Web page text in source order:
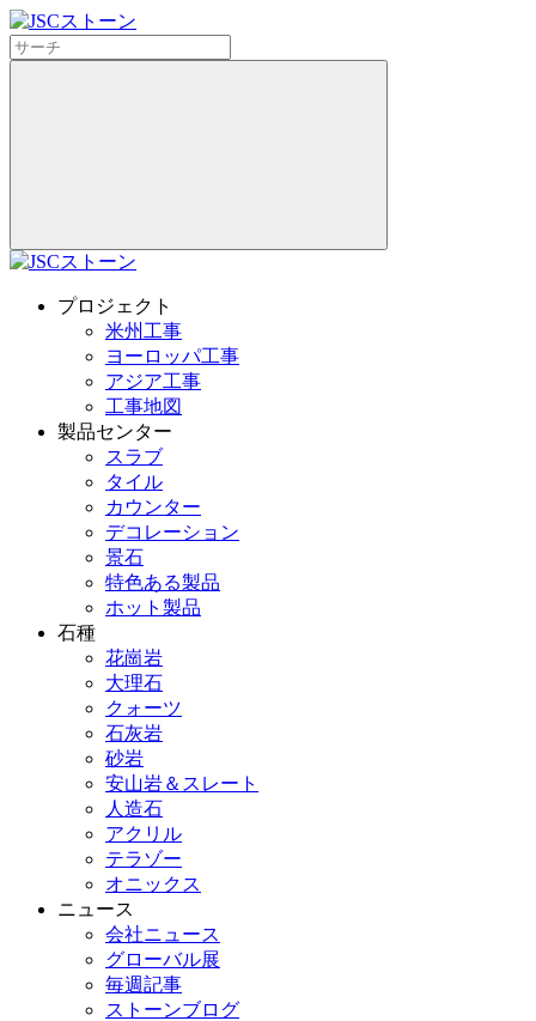
プロジェクト
米州工事
ヨーロッパ工事
アジア工事
工事地図
製品センター
スラブ
タイル
カウンター
デコレーション
景石
特色ある製品
ホット製品
石種
花崗岩
大理石
クォーツ
石灰岩
砂岩
安山岩＆スレート
人造石
アクリル
テラゾー
オニックス
ニュース
会社ニュース
グローバル展
毎週記事
ストーンブログ